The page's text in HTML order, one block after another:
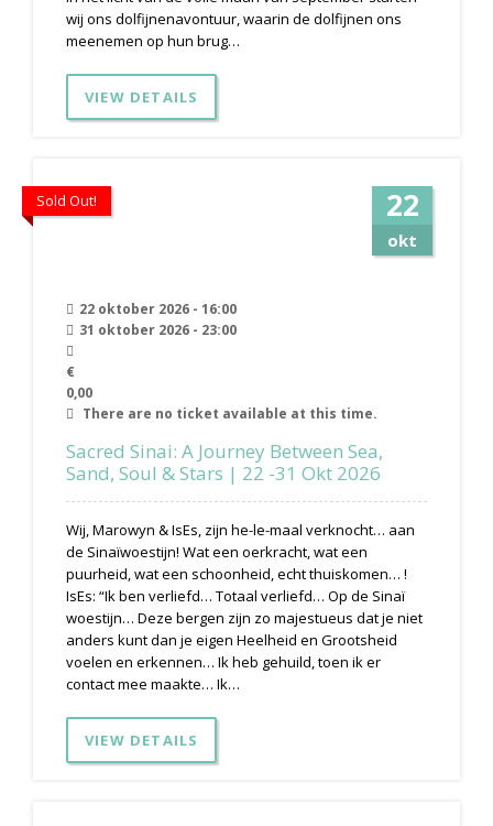
wij ons dolfijnenavontuur, waarin de dolfijnen ons
meenemen op hun brug…
VIEW DETAILS
22
okt
Sold Out!
22 oktober 2026 - 16:00
31 oktober 2026 - 23:00
€
0,00
There are no ticket available at this time.
Sacred Sinai: A Journey Between Sea,
Sand, Soul & Stars | 22 -31 Okt 2026
Wij, Marowyn & IsEs, zijn he-le-maal verknocht… aan
de Sinaïwoestijn! Wat een oerkracht, wat een
puurheid, wat een schoonheid, echt thuiskomen… !
IsEs: “Ik ben verliefd… Totaal verliefd… Op de Sinaï
woestijn… Deze bergen zijn zo majestueus dat je niet
anders kunt dan je eigen Heelheid en Grootsheid
voelen en erkennen… Ik heb gehuild, toen ik er
contact mee maakte… Ik…
VIEW DETAILS